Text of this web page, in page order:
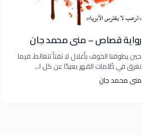
رواية قصاص – منى محمد جان
حين يطوقنا الخوف بأغلال لا تفتأ تتغالط، فيما
نغرق في ظُلمات القهر بعيدًا عن كل ا...
منى محمد جان